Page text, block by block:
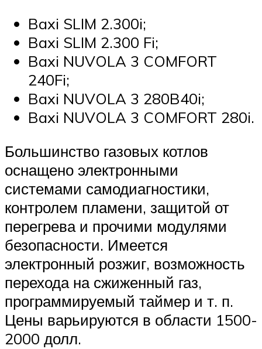
Baxi SLIM 2.300i;
Baxi SLIM 2.300 Fi;
Baxi NUVOLA 3 COMFORT
240Fi;
Baxi NUVOLA 3 280B40i;
Baxi NUVOLA 3 COMFORT 280i.
Большинство газовых котлов
оснащено электронными
системами самодиагностики,
контролем пламени, защитой от
перегрева и прочими модулями
безопасности. Имеется
электронный розжиг, возможность
перехода на сжиженный газ,
программируемый таймер и т. п.
Цены варьируются в области 1500-
2000 долл.